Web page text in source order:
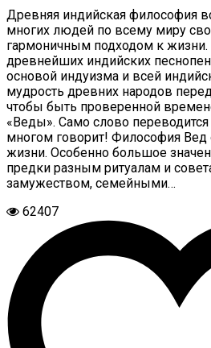
Древняя индийская философия
многих людей по всему миру
гармоничным подходом к
древнейших индийских
основой индуизма и всей
мудрость древних народов
чтобы быть проверенной
«Веды». Само слово переводится
многом говорит! Философия
жизни. Особенно большое
предки разным ритуалам и
замужеством, семейными…
62407